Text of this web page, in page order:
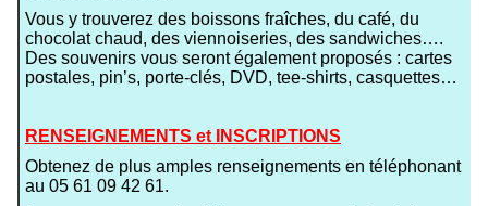
Vous y trouverez des boissons fraîches, du café, du
chocolat chaud, des viennoiseries, des sandwiches….
Des souvenirs vous seront également proposés : cartes
postales, pin’s, porte-clés, DVD, tee-shirts, casquettes…
RENSEIGNEMENTS et INSCRIPTIONS
Obtenez de plus amples renseignements en téléphonant
au 05 61 09 42 61.